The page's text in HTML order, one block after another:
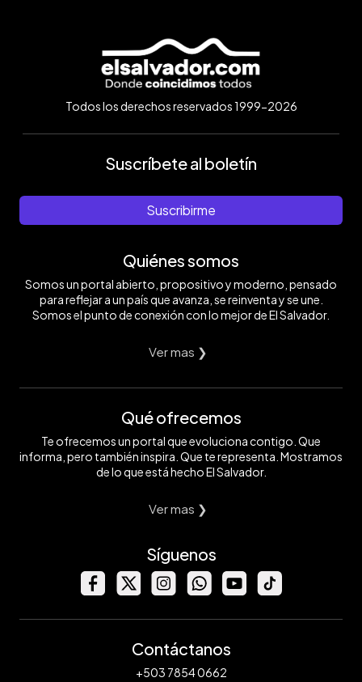
Todos los derechos reservados 1999-2026
Suscríbete al boletín
Suscribirme
Quiénes somos
Somos un portal abierto, propositivo y moderno, pensado
para reflejar a un país que avanza, se reinventa y se une.
Somos el punto de conexión con lo mejor de El Salvador.
Ver mas ❯
Qué ofrecemos
Te ofrecemos un portal que evoluciona contigo. Que
informa, pero también inspira. Que te representa. Mostramos
de lo que está hecho El Salvador.
Ver mas ❯
Síguenos
Contáctanos
+503 7854 0662